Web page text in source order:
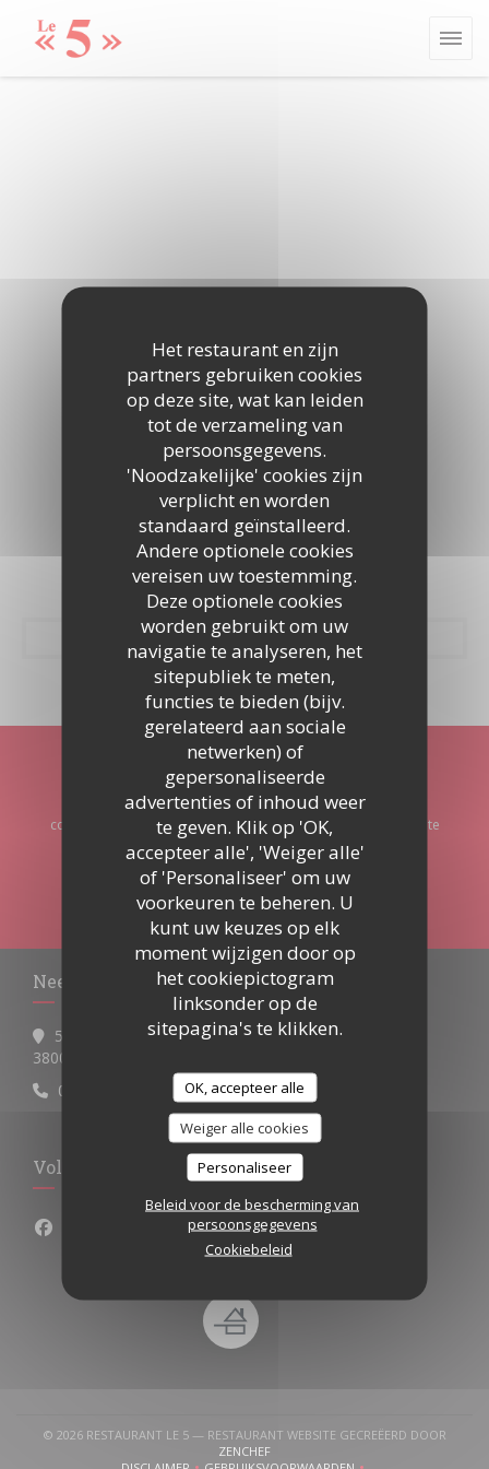
Het restaurant en zijn
partners gebruiken cookies
op deze site, wat kan leiden
tot de verzameling van
persoonsgegevens.
'Noodzakelijke' cookies zijn
verplicht en worden
standaard geïnstalleerd.
Andere optionele cookies
vereisen uw toestemming.
Deze optionele cookies
worden gebruikt om uw
navigatie te analyseren, het
sitepubliek te meten,
functies te bieden (bijv.
gerelateerd aan sociale
netwerken) of
gepersonaliseerde
advertenties of inhoud weer
te geven. Klik op 'OK,
accepteer alle', 'Weiger alle'
of 'Personaliseer' om uw
voorkeuren te beheren. U
kunt uw keuzes op elk
moment wijzigen door op
het cookiepictogram
linksonder op de
sitepagina's te klikken.
OK, accepteer alle
Weiger alle cookies
Personaliseer
Beleid voor de bescherming van
persoonsgegevens
Cookiebeleid
Foto's
Word op de hoogte gehouden
Schrijf je in op onze nieuwsbrief om gepersonaliseerde
communicatie en marketingaanbiedingen per e-mail van ons te
ABONNEREN
Neem contact met ons op
5 place Lavalette
38000 Grenoble
04 76 63 22 12
Volg ons
Facebook ((opent in een nieuw venster))
© 2026 RESTAURANT LE 5 — RESTAURANT WEBSITE GECREËERD DOOR
ZENCHEF((OPENT IN EEN NIEUW VENSTER))